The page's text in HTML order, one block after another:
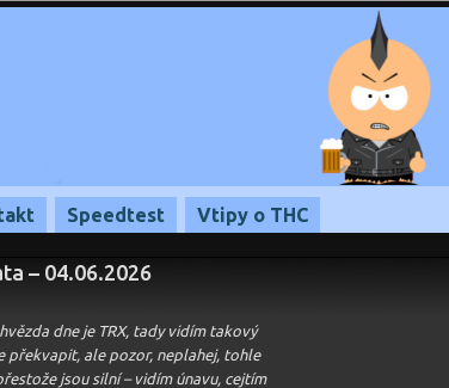
Speedtest Vtipy o THC
– 04.06.2026
dne je TRX, tady vidím takový
překvapit, ale pozor, neplahej, tohle
jsou silní – vidím únavu, cejtím